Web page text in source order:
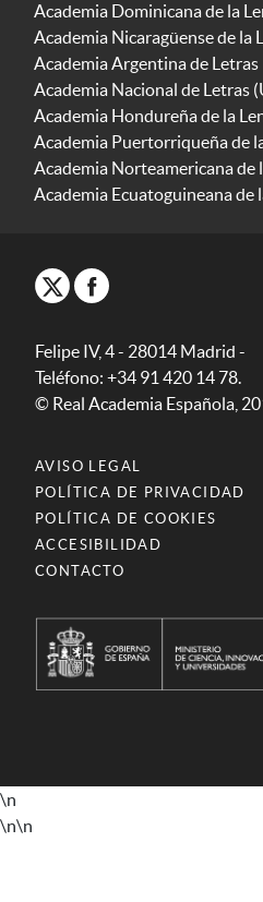
Academia Dominicana de la
Academia Nicaragüense de la
Academia Argentina de Letras
Academia Nacional de Letras
Academia Hondureña de la
Academia Puertorriqueña de
Academia Norteamericana de
Academia Ecuatoguineana de
Felipe IV, 4 - 28014 Madrid -
Teléfono: +34 91 420 14 78.
© Real Academia Española,
AVISO LEGAL
POLÍTICA DE PRIVACIDAD
POLÍTICA DE COOKIES
ACCESIBILIDAD
CONTACTO
\n
\n\n